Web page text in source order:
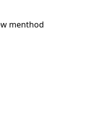
menthod